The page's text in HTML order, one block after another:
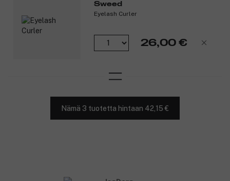
Sweed
Eyelash Curler
26,00 €
Nämä 3 tuotetta hintaan 42,15 €